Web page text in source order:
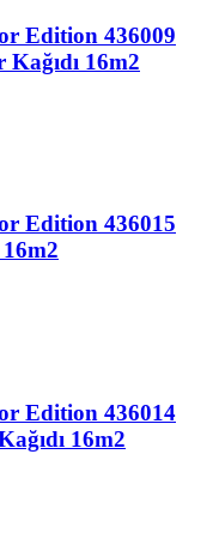
Edition 436009
16m2
Edition 436015
Edition 436014
16m2